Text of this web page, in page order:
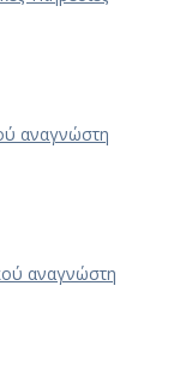
αναγνώστη
αναγνώστη